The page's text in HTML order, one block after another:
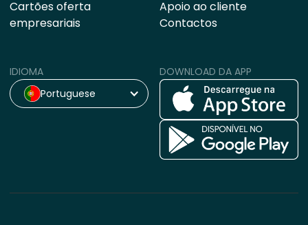
Cartões oferta
empresariais
Apoio ao cliente
Contactos
IDIOMA
Portuguese
DOWNLOAD DA APP